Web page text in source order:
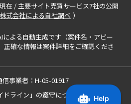
在 / 主要サイト売買サービス7社の公開
式会社による自社調べ ）
による自動生成です（案件名・アピー
正確な情報は案件詳細をご確認くださ
信事業者：H-05-01917
ドライン」の遵守について